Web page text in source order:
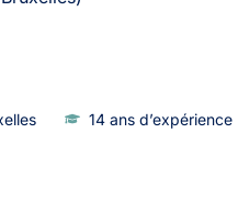
14 ans d’expérience